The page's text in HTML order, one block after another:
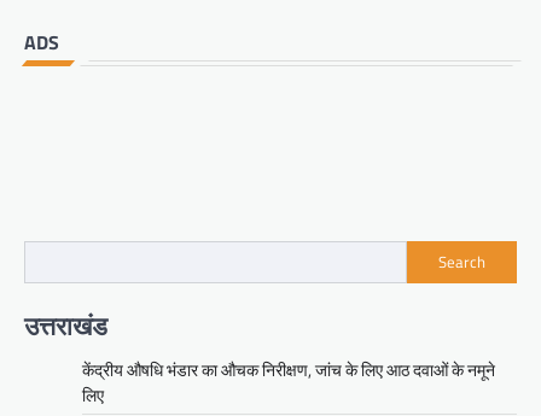
ADS
Search
उत्तराखंड
केंद्रीय औषधि भंडार का औचक निरीक्षण, जांच के लिए आठ दवाओं के नमूने
लिए